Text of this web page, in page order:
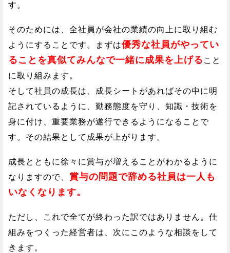
す。
そのためには、全社員が会社の業績の向上に取り組む
ようにすることです。まずは優秀な社員がやってい
ることを真似てみんなで一緒に成果を上げる こと
に取り組みます。
そして社員の成長は、成長シートがあればその中に明
記されているように、勤務態度を守り、知識・技術を
身に付け、重要業務が遂行できるようになることで
す。その結果として成果が上がります。
成長とともに徐々に賞与が増えることがわかるように
なりますので、 賞与の問題で辞める社員は一人も
いなくなります。
ただし、これで全てが終わった訳ではありません。仕
組みをつくった経営者は、次にこのような相談をして
きます。